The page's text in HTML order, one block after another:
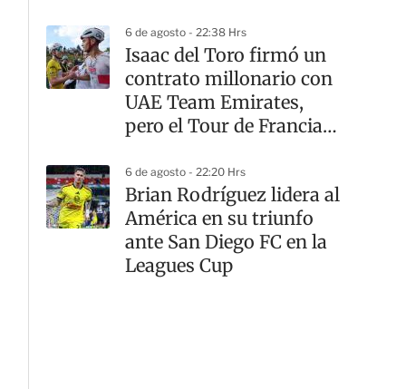
6 de agosto - 22:38 Hrs
Isaac del Toro firmó un
contrato millonario con
UAE Team Emirates,
pero el Tour de Francia
dueño
6 de agosto - 22:20 Hrs
Brian Rodríguez lidera al
América en su triunfo
ante San Diego FC en la
Leagues Cup